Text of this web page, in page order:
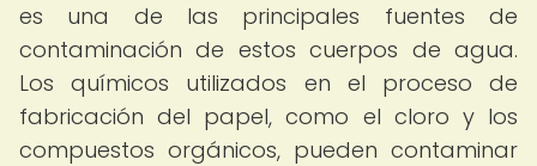
es una de las principales fuentes de
contaminación de estos cuerpos de agua.
Los químicos utilizados en el proceso de
fabricación del papel, como el cloro y los
compuestos orgánicos, pueden contaminar